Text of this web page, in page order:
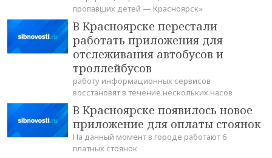
пропавших детей — Красноярск»
В Красноярске перестали
работать приложения для
отслеживания автобусов и
троллейбусов
работу информационных сервисов
восстановят в течение нескольких часов
В Красноярске появилось новое
приложение для оплаты стоянок
На данный момент в городе работают 6
платных стоянок